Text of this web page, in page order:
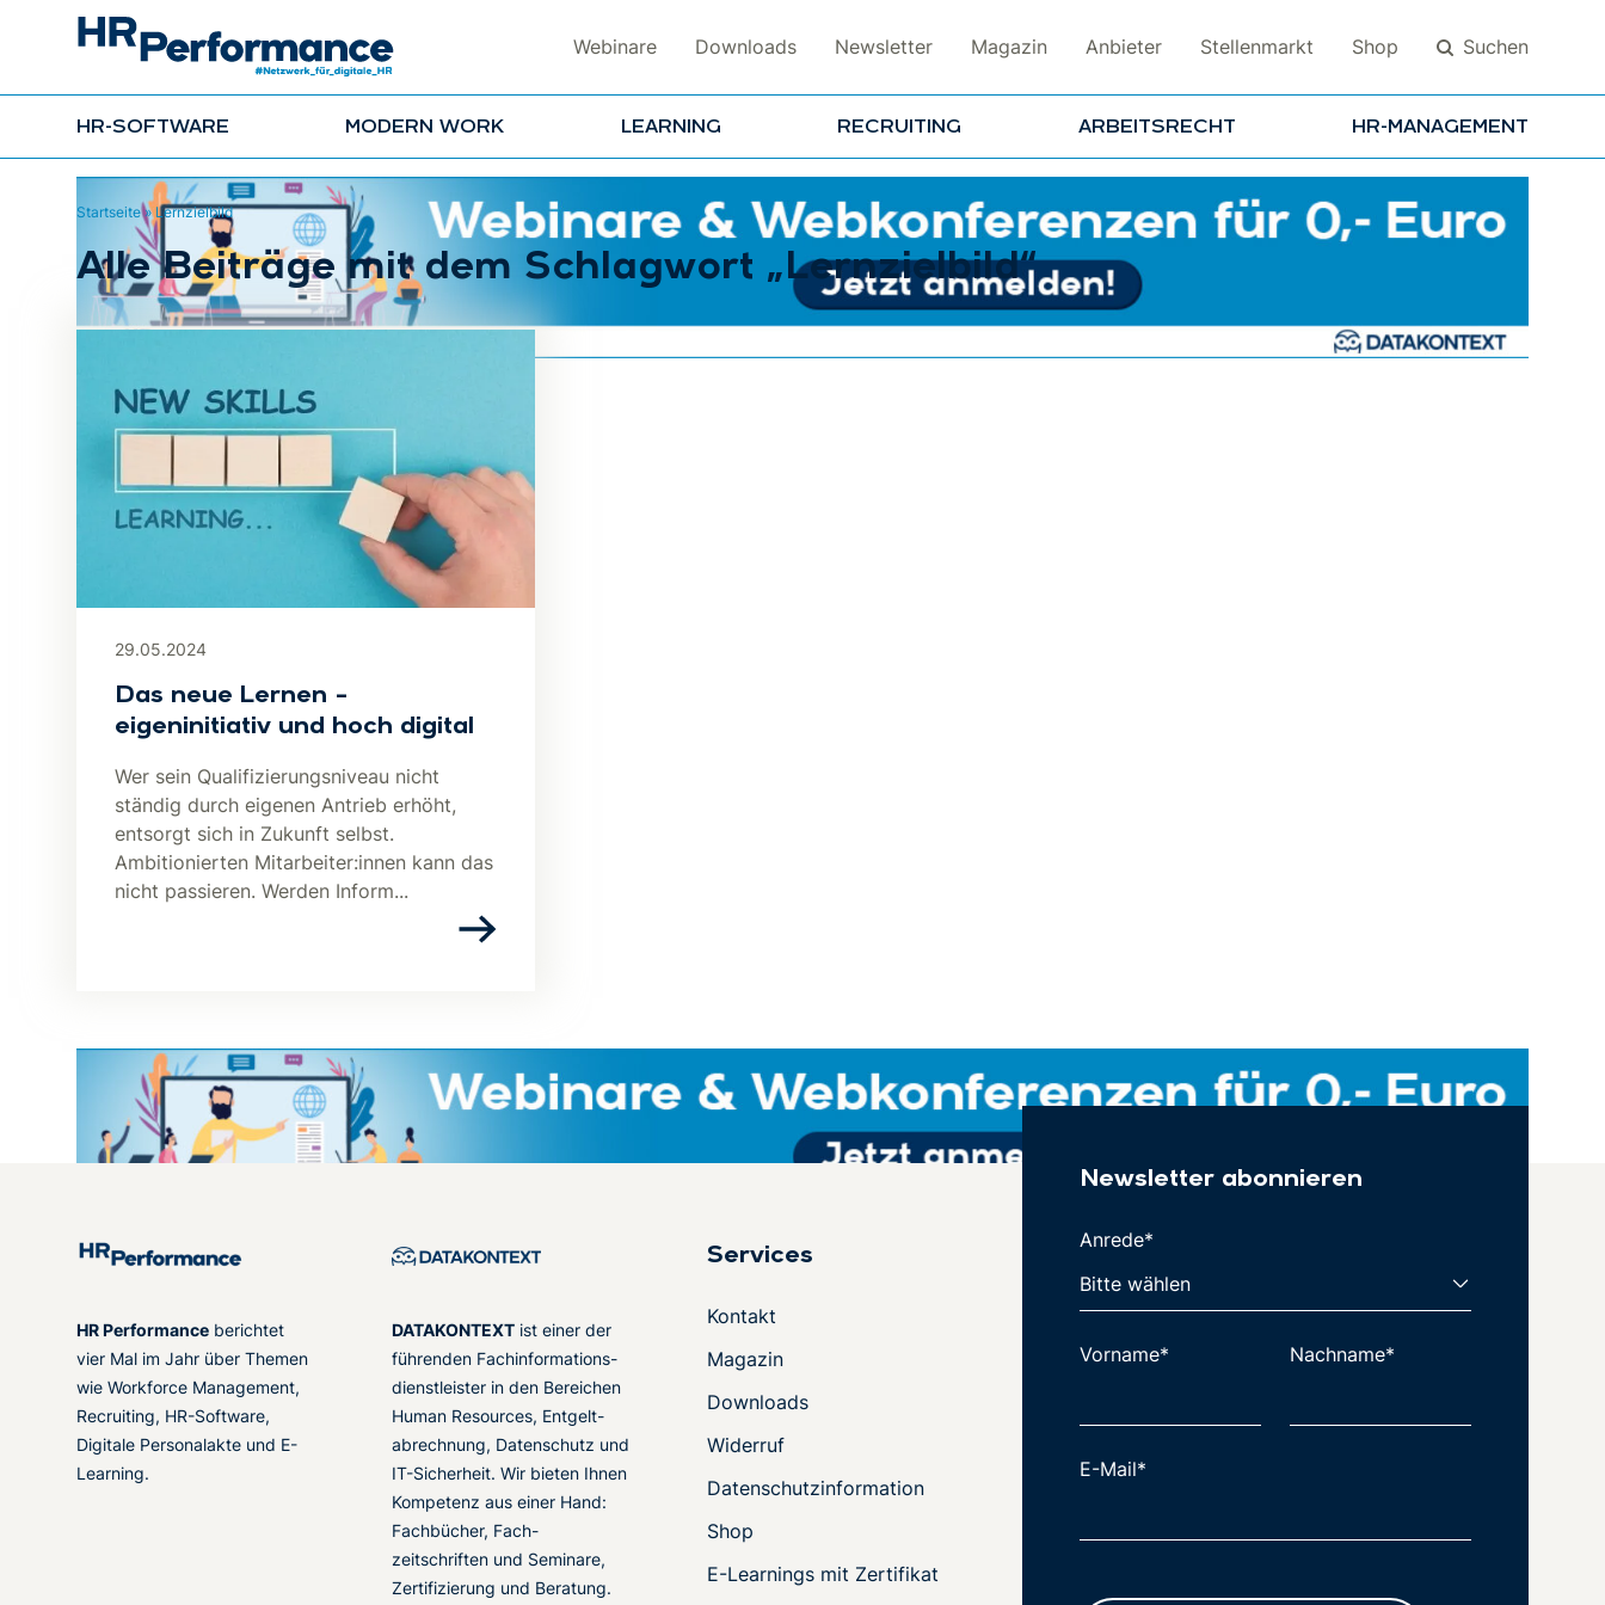
Webinare Downloads Newsletter Magazin Anbieter Stellenmarkt Shop Suchen
HR-SOFTWARE MODERN WORK LEARNING RECRUITING ARBEITSRECHT HR-MANAGEMENT
Suchen
Startseite»Lernzielbild
Alle Beiträge mit dem Schlagwort „Lernzielbild“
29.05.2024
Das neue Lernen –
eigeninitiativ und hoch digital
Wer sein Qualifizierungsniveau nicht
ständig durch eigenen Antrieb erhöht,
entsorgt sich in Zukunft selbst.
Ambitionierten Mitarbeiter:innen kann das
nicht passieren. Werden Inform...
HR Performance berichtet
vier Mal im Jahr über Themen
wie Workforce Management,
Recruiting, HR-Software,
Digitale Personalakte und E-
Learning.
DATAKONTEXT ist einer der
führenden Fachinformations-
dienstleister in den Bereichen
Human Resources, Entgelt-
abrechnung, Datenschutz und
IT-Sicherheit. Wir bieten Ihnen
Kompetenz aus einer Hand:
Fachbücher, Fach-
zeitschriften und Seminare,
Zertifizierung und Beratung.
Services
Kontakt
Magazin
Downloads
Widerruf
Datenschutzinformation
Shop
E-Learnings mit Zertifikat
Newsletter abonnieren
Anrede*
Vorname* Nachname*
E-Mail*